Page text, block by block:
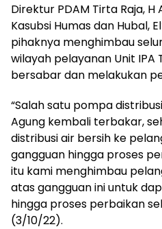
Direktur PDAM Tirta Raja, H
Kasubsi Humas dan Hubal,
pihaknya menghimbau
wilayah pelayanan Unit IPA
bersabar dan melakukan
“Salah satu pompa
Agung kembali terbakar,
distribusi air bersih ke
gangguan hingga proses
itu kami menghimbau
atas gangguan ini untuk
hingga proses perbaikan
(3/10/22).